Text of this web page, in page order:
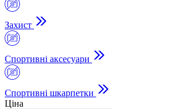
Захист
Спортивні аксесуари
Спортивні шкарпетки
Ціна